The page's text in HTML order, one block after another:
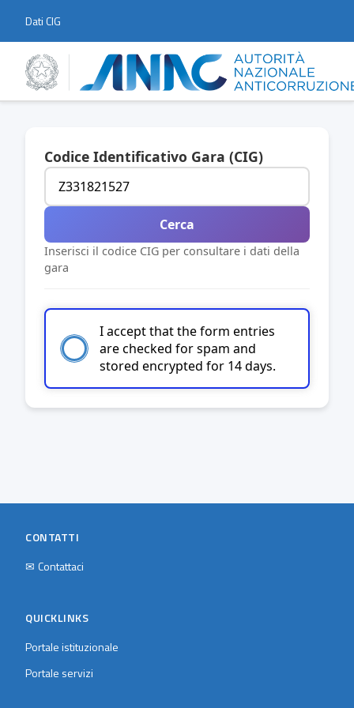
Dati CIG
Codice Identificativo Gara (CIG)
Cerca
Inserisci il codice CIG per consultare i dati della
gara
I accept that the form entries
are checked for spam and
stored encrypted for 14 days.
CONTATTI
✉ Contattaci
QUICKLINKS
Portale istituzionale
Portale servizi